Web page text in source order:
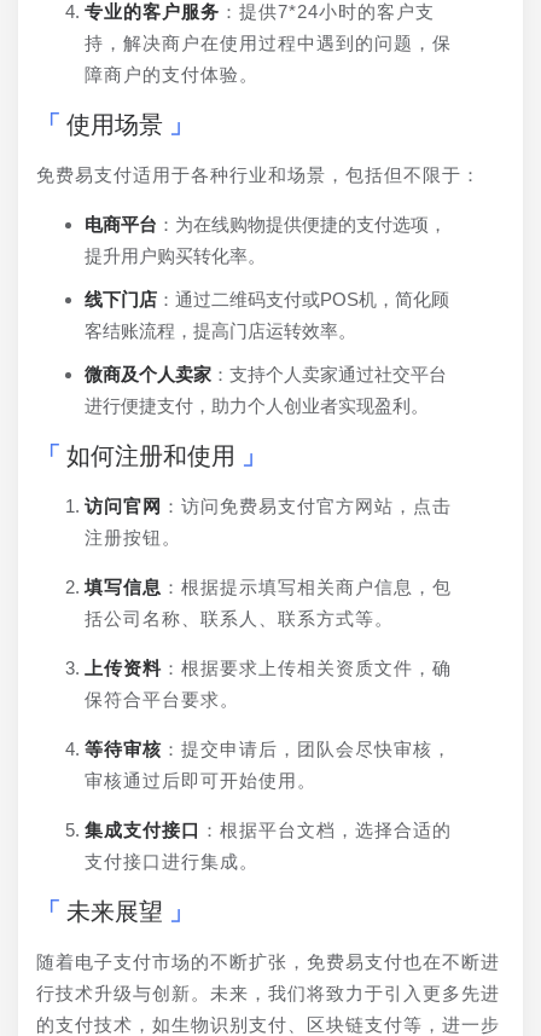
专业的客户服务 ：提供7*24小时的客户支
持，解决商户在使用过程中遇到的问题，保
障商户的支付体验。
使用场景
免费易支付适用于各种行业和场景，包括但不限于：
电商平台 ：为在线购物提供便捷的支付选项，
提升用户购买转化率。
线下门店 ：通过二维码支付或POS机，简化顾
客结账流程，提高门店运转效率。
微商及个人卖家 ：支持个人卖家通过社交平台
进行便捷支付，助力个人创业者实现盈利。
如何注册和使用
访问官网 ：访问免费易支付官方网站，点击
注册按钮。
填写信息 ：根据提示填写相关商户信息，包
括公司名称、联系人、联系方式等。
上传资料 ：根据要求上传相关资质文件，确
保符合平台要求。
等待审核 ：提交申请后，团队会尽快审核，
审核通过后即可开始使用。
集成支付接口 ：根据平台文档，选择合适的
支付接口进行集成。
未来展望
随着电子支付市场的不断扩张，免费易支付也在不断进
行技术升级与创新。未来，我们将致力于引入更多先进
的支付技术，如生物识别支付、区块链支付等，进一步